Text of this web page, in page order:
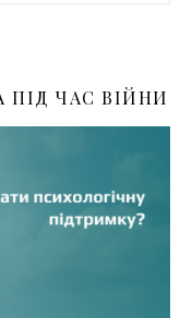
ЧАС ВІЙНИ